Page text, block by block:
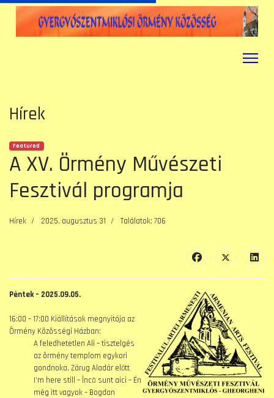
Hírek
Featured
A XV. Örmény Művészeti
Fesztivál programja
Hírek 2025. augusztus 31 Találatok: 706
Péntek – 2025.09.05.
16:00 – 17:00 Kiállítások megnyitója az
Örmény Közösségi Házban:
A feledhetetlen Ali – tisztelgés
az örmény templom egykori
gondnoka, Zárug Aladár előtt
I’m here still – Încă sunt aici – Én
még itt vagyok – Bogdan